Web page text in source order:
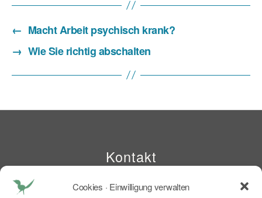
Cookies · Einwilligung verwalten
← Macht Arbeit psychisch krank?
→ Wie Sie richtig abschalten
Kontakt
Dr. med. Tatjana Reichhart